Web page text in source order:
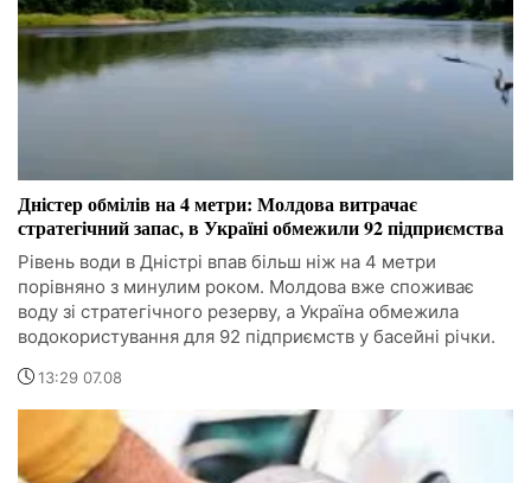
Дністер обмілів на 4 метри: Молдова витрачає
стратегічний запас, в Україні обмежили 92 підприємства
Рівень води в Дністрі впав більш ніж на 4 метри
порівняно з минулим роком. Молдова вже споживає
воду зі стратегічного резерву, а Україна обмежила
водокористування для 92 підприємств у басейні річки.
13:29 07.08